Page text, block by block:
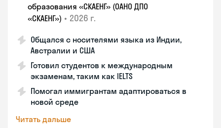
образования «СКАЕНГ» (ОАНО ДПО
«СКАЕНГ») • 2026 г.
Общался с носителями языка из Индии,
Австралии и США
Готовил студентов к международным
экзаменам, таким как IELTS
Помогал иммигрантам адаптироваться в
новой среде
Читать дальше